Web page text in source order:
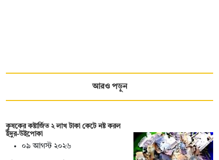
আরও পড়ুন
কৃষকের কষ্টার্জিত ২ লাখ টাকা কেটে নষ্ট করল
ইঁদুর-উইপোকা
০৯ আগস্ট ২০২৬